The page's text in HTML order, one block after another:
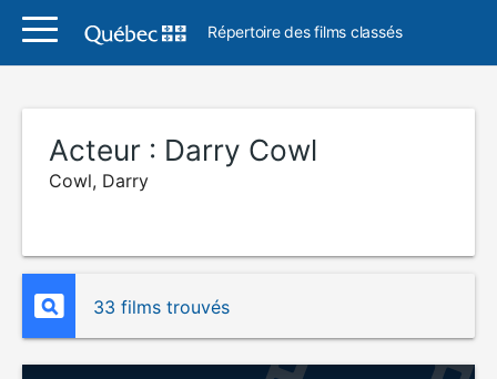
Répertoire des films classés
Acteur : Darry Cowl
Cowl, Darry
33 films trouvés